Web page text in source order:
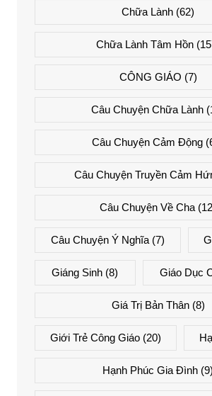
Chữa Lành (62)
Chữa Lành Tâm Hồn
CÔNG GIÁO (7)
Câu Chuyện Chữa Lành
Câu Chuyện Cảm Động
Câu Chuyện Truyền Cảm
Câu Chuyện Về Cha
Câu Chuyện Ý Nghĩa(7)
Giáng Sinh (8) Giáo Dục
Giá Trị Bản Thân(8)
Giới Trẻ Công Giáo(20)
Hạnh Phúc Gia Đình (9)